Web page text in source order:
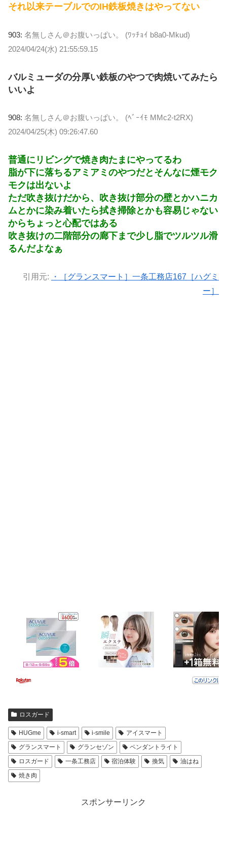
それ以来テーブルでのIH鉄板焼きはやってない
903: 名無しさん＠お腹いっぱい。 (ﾜｯﾁｮｲ b8a0-Mkud)
2024/04/24(水) 21:55:59.15
バルミューダの分厚い鉄板のやつで肉焼いてみたら
いいよ
908: 名無しさん＠お腹いっぱい。 (ﾍﾞｰｲﾓ MMc2-t2RX)
2024/04/25(木) 09:26:47.60
普通にリビングで焼き肉たまにやってるわ
脂が下に落ちるアミアミのやつだとそんなに煙モク
モクは出ないよ
ただ吹き抜けだから、吹き抜け部分の壁とかハニカ
ムとかに染み着いたら拭き掃除とかも容易じゃない
からちょっと心配ではある
吹き抜けの二階部分の廊下まで少し脂でツルツル滑
るんだよなぁ
引用元:
・［グランスマート］一条工務店167［ハグミ
ー］
ロスガード
HUGme i-smart i-smile
アイスマート
グランスマート
グランセゾン
ペンダントライト
ロスガード
一条工務店 宿泊体験 換気
油はね
焼き肉
スポンサーリンク